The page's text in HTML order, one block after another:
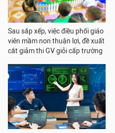
Sau sắp xếp, việc điều phối giáo
viên mầm non thuận lợi, đề xuất
cắt giảm thi GV giỏi cấp trường